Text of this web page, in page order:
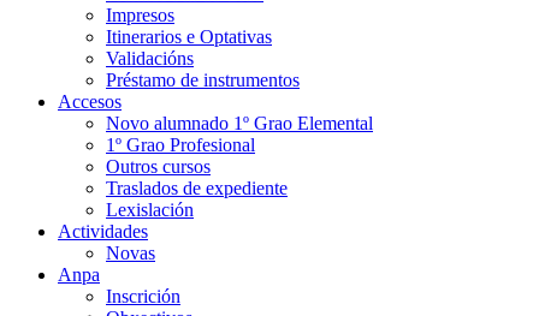
Impresos
Itinerarios e Optativas
Validacións
Préstamo de instrumentos
Accesos
Novo alumnado 1º Grao Elemental
1º Grao Profesional
Outros cursos
Traslados de expediente
Lexislación
Actividades
Novas
Anpa
Inscrición